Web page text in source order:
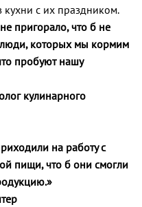
с их праздником.
пригорало, что б не
люди, которых мы кормим
пробуют нашу
кулинарного
на работу с
пищи, что б они смогли